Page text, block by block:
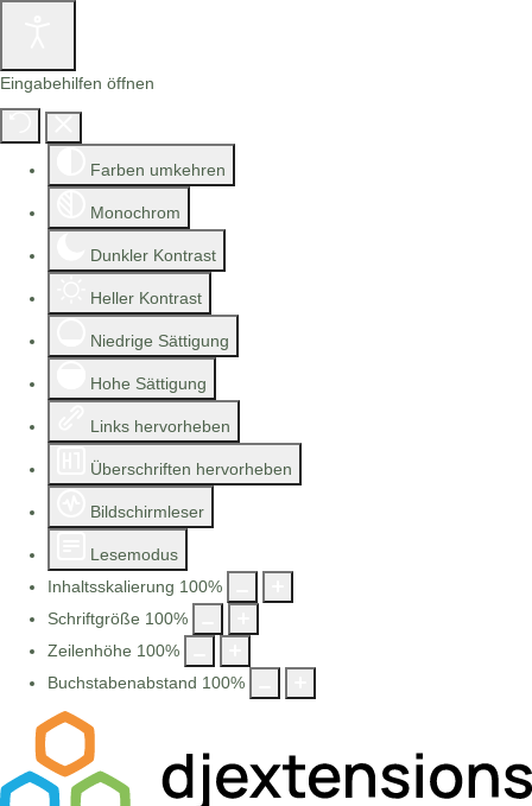
Eingabehilfen öffnen
Farben umkehren
Monochrom
Dunkler Kontrast
Heller Kontrast
Niedrige Sättigung
Hohe Sättigung
Links hervorheben
Überschriften hervorheben
Bildschirmleser
Lesemodus
Inhaltsskalierung 100%
Schriftgröße 100%
Zeilenhöhe 100%
Buchstabenabstand 100%